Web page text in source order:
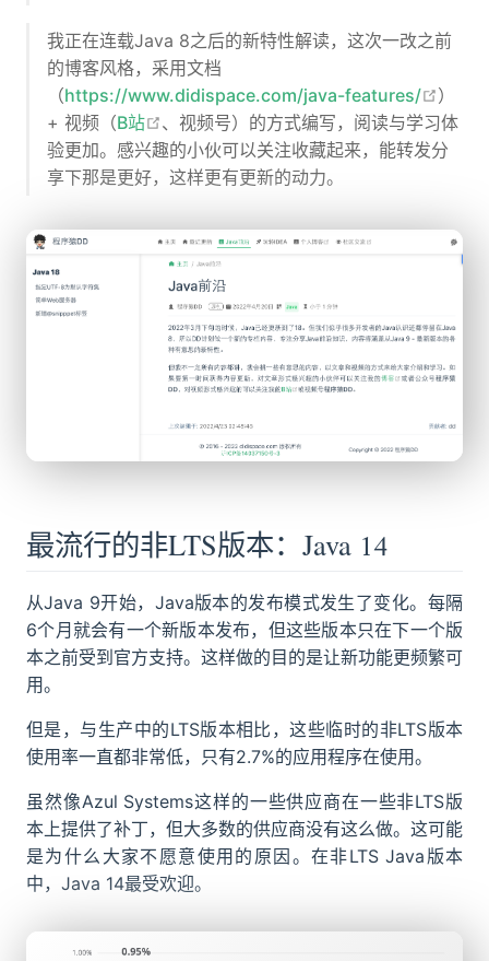
我正在连载Java 8之后的新特性解读，这次一改之前
的博客风格，采用文档
（https://www.didispace.com/java-features/ open
）
+ 视频（B站 open in new window
、视频号）的方式编写，阅读与学习体
验更加。感兴趣的小伙可以关注收藏起来，能转发分
享下那是更好，这样更有更新的动力。
最流行的非LTS版本：Java 14
从Java 9开始，Java版本的发布模式发生了变化。每隔
6个月就会有一个新版本发布，但这些版本只在下一个版
本之前受到官方支持。这样做的目的是让新功能更频繁可
用。
但是，与生产中的LTS版本相比，这些临时的非LTS版本
使用率一直都非常低，只有2.7%的应用程序在使用。
虽然像Azul Systems这样的一些供应商在一些非LTS版
本上提供了补丁，但大多数的供应商没有这么做。这可能
是为什么大家不愿意使用的原因。在非LTS Java版本
中，Java 14最受欢迎。